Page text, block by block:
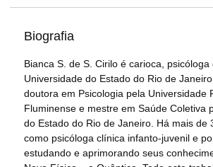
Biografia
Bianca S. de S. Cirilo é carioca, psicóloga
Universidade do Estado do Rio de
doutora em Psicologia pela Universidade
Fluminense e mestre em Saúde Coletiva
do Estado do Rio de Janeiro. Há mais de
como psicóloga clínica infanto-juvenil e
estudando e aprimorando seus